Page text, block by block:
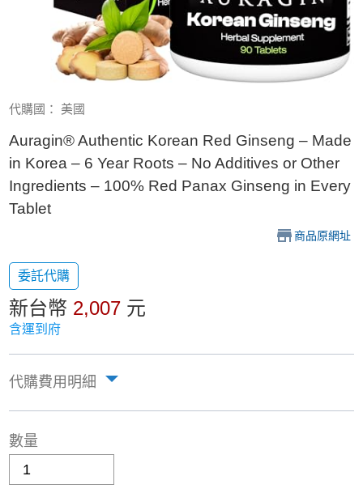
代購國： 美國
Auragin® Authentic Korean Red Ginseng – Made
in Korea – 6 Year Roots – No Additives or Other
Ingredients – 100% Red Panax Ginseng in Every
Tablet
商品原網址
委託代購
新台幣 2,007 元
含運到府
代購費用明細
數量